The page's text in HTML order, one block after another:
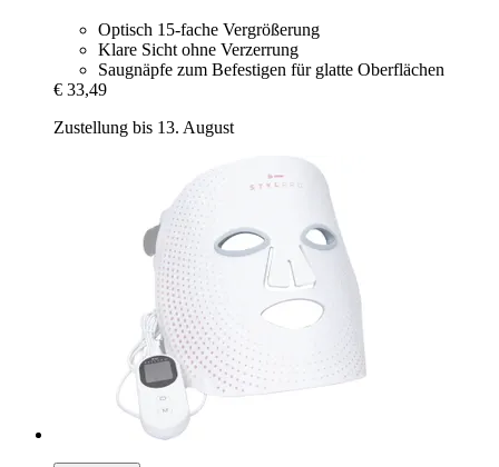
Optisch 15-fache Vergrößerung
Klare Sicht ohne Verzerrung
Saugnäpfe zum Befestigen für glatte Oberflächen
€ 33,49
Zustellung bis 13. August